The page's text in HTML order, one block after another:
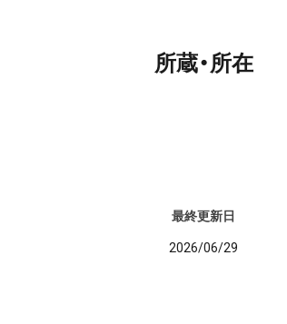
所蔵・所在
最終更新日
2026/06/29